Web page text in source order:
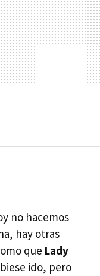
no hacemos
hay otras
que Lady
ido, pero